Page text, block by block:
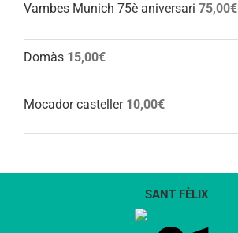
Vambes Munich 75è aniversari 75,00€
Domàs 15,00€
Mocador casteller 10,00€
SANT FÈLIX